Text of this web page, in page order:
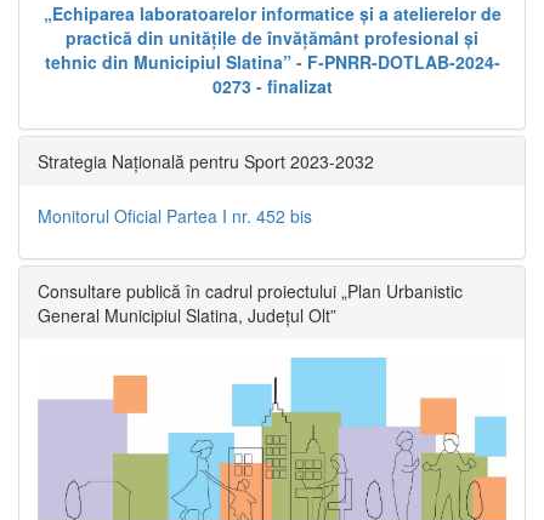
„Echiparea laboratoarelor informatice și a atelierelor de
practică din unitățile de învățământ profesional și
tehnic din Municipiul Slatina” - F-PNRR-DOTLAB-2024-
0273 - finalizat
Strategia Națională pentru Sport 2023-2032
Monitorul Oficial Partea I nr. 452 bis
Consultare publică în cadrul proiectului „Plan Urbanistic
General Municipiul Slatina, Județul Olt”